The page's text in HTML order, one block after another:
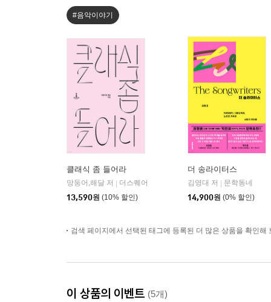
#음악이야기
클래식 좀 들어라
망둥어,해달 저
더스퀘어
13,590원 (10% 할인)
더 송라이터스
김영대 저
문학동네
14,900원 (0% 할인)
검색 페이지에서 선택된 태그에 등록된 더 많은 상품을 확인해
이 상품의 이벤트 (5개)